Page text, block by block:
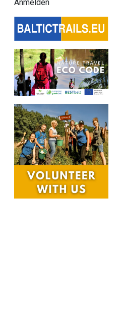
Anmelden